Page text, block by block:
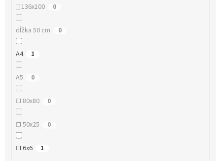
⎕ 136x100 0
dĺžka 50 cm 0
A4 1
A5 0
☐ 80x80 0
☐ 50x25 0
☐ 6x6 1